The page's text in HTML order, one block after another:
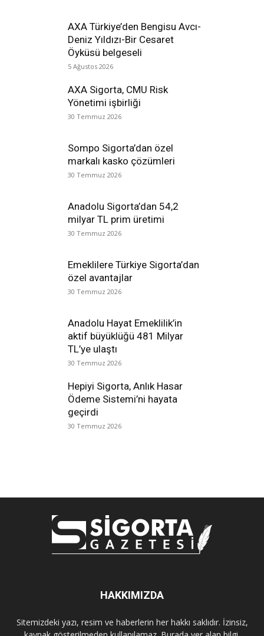
AXA Türkiye’den Bengisu Avcı-
Deniz Yıldızı-Bir Cesaret
Öyküsü belgeseli
5 Ağustos 2026
AXA Sigorta, CMU Risk
Yönetimi işbirliği
30 Temmuz 2026
Sompo Sigorta’dan özel
markalı kasko çözümleri
30 Temmuz 2026
Anadolu Sigorta’dan 54,2
milyar TL prim üretimi
30 Temmuz 2026
Emeklilere Türkiye Sigorta’dan
özel avantajlar
30 Temmuz 2026
Anadolu Hayat Emeklilik’in
aktif büyüklüğü 481 Milyar
TL’ye ulaştı
30 Temmuz 2026
Hepiyi Sigorta, Anlık Hasar
Ödeme Sistemi’ni hayata
geçirdi
30 Temmuz 2026
HAKKIMIZDA
Sitemizdeki yazı, resim ve haberlerin her hakkı saklıdır. İzinsiz,